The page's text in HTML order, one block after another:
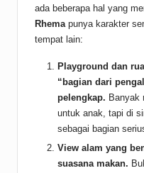
ada beberapa hal yang
Rhema punya karakter
tempat lain:
Playground dan
“bagian dari
pelengkap. Banyak
untuk anak, tapi di
sebagai bagian
View alam yang
suasana makan.